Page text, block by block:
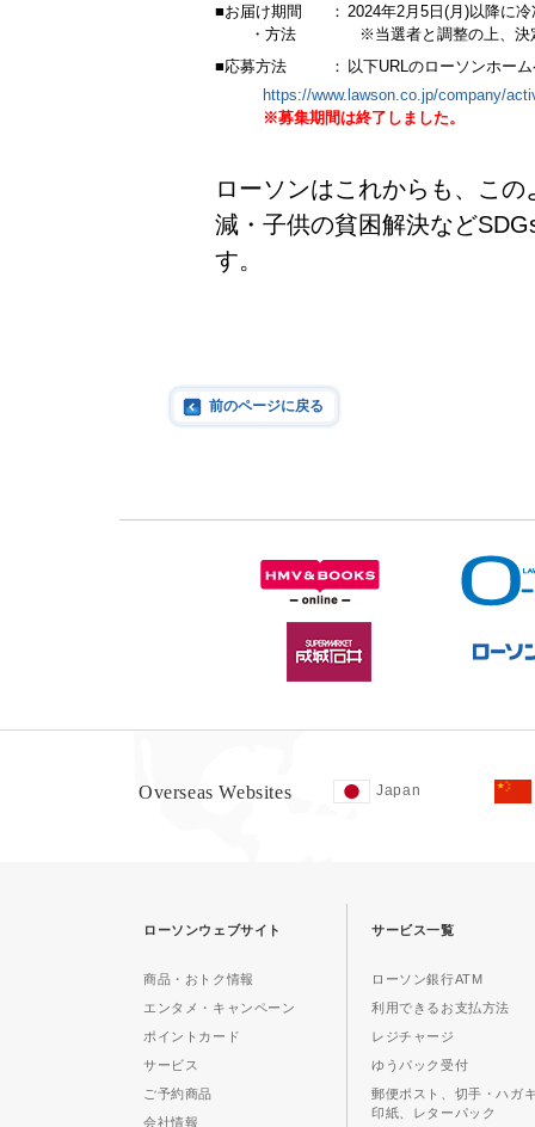
■お届け期間
・方法
： 2024年2月5日(月)以降に
※当選者と調整の上、決
■応募方法
： 以下URLのローソンホー
https://www.lawson.co.jp/company/
※募集期間は終了しました。
ローソンはこれからも、こ
減・子供の貧困解決など
す。
前のページに戻る
Overseas Websites Japan
ローソンウェブサイト
商品・おトク情報
エンタメ・キャンペーン
ポイントカード
サービス
ご予約商品
会社情報
サービス一覧
ローソン銀行ATM
利用できるお支払方法
レジチャージ
ゆうパック受付
郵便ポスト、切手・ハガ
印紙、レターパック